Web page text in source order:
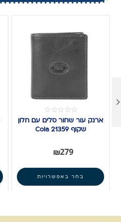
ארנק עור שחור סלים עם חלון
שקוף Cola 21359
₪279
בחר באפשרויות